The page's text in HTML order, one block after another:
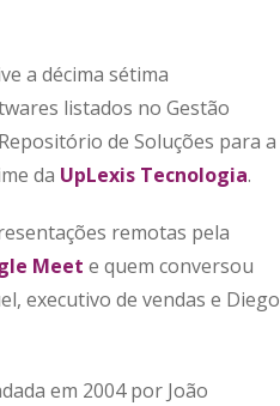
a décima sétima
listados no Gestão
de Soluções para a
da UpLexis Tecnologia.
remotas pela
Meet e quem conversou
executivo de vendas e Diego
em 2004 por João